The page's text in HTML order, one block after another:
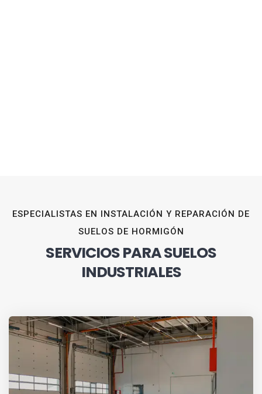
ESPECIALISTAS EN INSTALACIÓN Y REPARACIÓN DE
SUELOS DE HORMIGÓN
SERVICIOS PARA SUELOS
INDUSTRIALES